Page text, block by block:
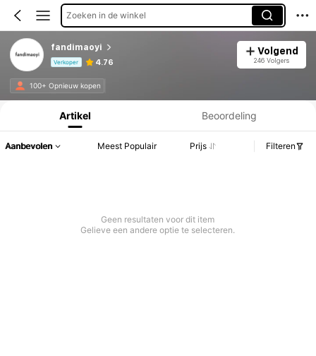
Zoeken in de winkel
fandimaoyi
Verkoper 4.76
Volgend
246 Volgers
100+ Opnieuw kopen
Productinformatie: Prijsopenbaring, Verkoop- en Voorraadgegevens.
Artikel Beoordeling
Aanbevolen Meest Populair Prijs Filteren
Geen resultaten voor dit item
Gelieve een andere optie te selecteren.